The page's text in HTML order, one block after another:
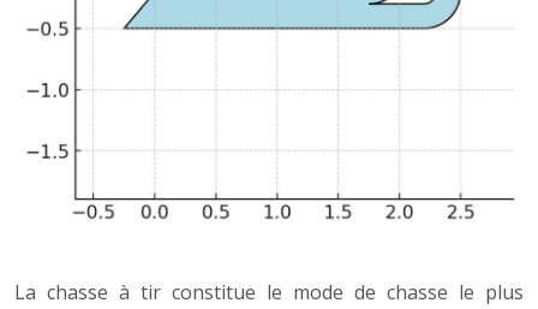
La chasse à tir constitue le mode de chasse le plus